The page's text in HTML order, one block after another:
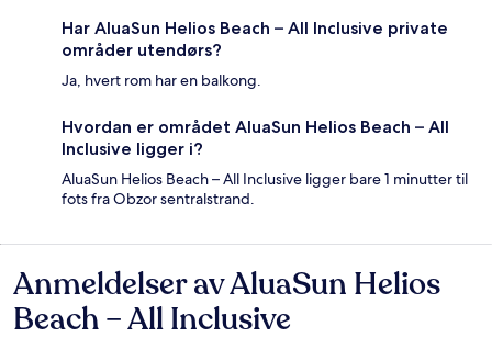
Har AluaSun Helios Beach – All Inclusive private
områder utendørs?
Ja, hvert rom har en balkong.
Hvordan er området AluaSun Helios Beach – All
Inclusive ligger i?
AluaSun Helios Beach – All Inclusive ligger bare 1 minutter til
fots fra Obzor sentralstrand.
Anmeldelser
Anmeldelser av AluaSun Helios
Beach – All Inclusive